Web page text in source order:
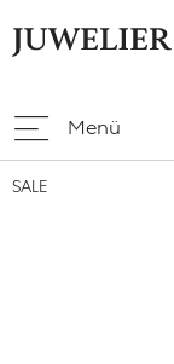
Menü
SALE